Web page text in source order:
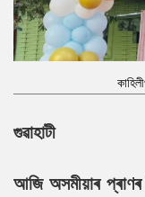
গুৱাহাটী
আজি অসমীয়াৰ প্ৰাণৰ